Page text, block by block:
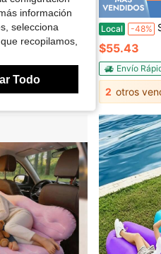
Ahorro de $14.42
para adultos para exteriores, silla plegable portátil (Caqui) Local -48%
$55.43
Envío
2 otros
información
selecciona
recopilamos,
Todo